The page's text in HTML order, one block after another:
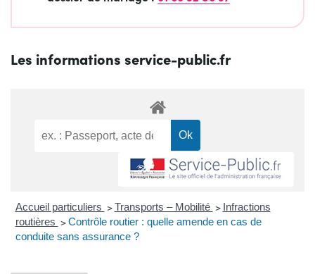
Les informations service-public.fr
Accueil particuliers > Transports – Mobilité > Infractions
routières > Contrôle routier : quelle amende en cas de
conduite sans assurance ?